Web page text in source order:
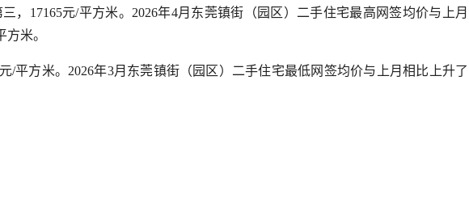
，17165元/平方米。2026年4月东莞镇街（园区）二手住宅最高网签均价与上月
米。
/平方米。2026年3月东莞镇街（园区）二手住宅最低网签均价与上月相比上升了